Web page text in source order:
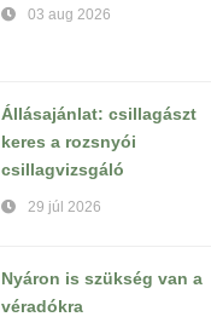
03 aug 2026
Állásajánlat: csillagászt
keres a rozsnyói
csillagvizsgáló
29 júl 2026
Nyáron is szükség van a
véradókra